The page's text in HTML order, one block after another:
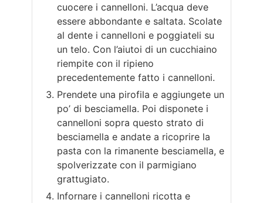
cuocere i cannelloni. L’acqua deve
essere abbondante e saltata. Scolate
al dente i cannelloni e poggiateli su
un telo. Con l’aiutoi di un cucchiaino
riempite con il ripieno
precedentemente fatto i cannelloni.
Prendete una pirofila e aggiungete un
po’ di besciamella. Poi disponete i
cannelloni sopra questo strato di
besciamella e andate a ricoprire la
pasta con la rimanente besciamella, e
spolverizzate con il parmigiano
grattugiato.
Infornare i cannelloni ricotta e